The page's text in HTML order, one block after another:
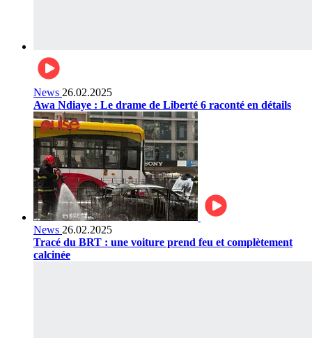
News 26.02.2025
Awa Ndiaye : Le drame de Liberté 6 raconté en détails
News 26.02.2025
Tracé du BRT : une voiture prend feu et complètement
calcinée